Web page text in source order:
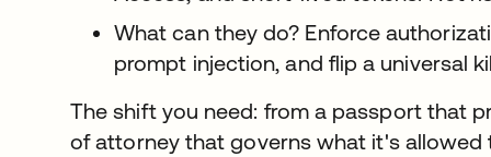
What can they do? Enforce
prompt injection, and flip a universal
The shift you need: from a passport that
of attorney that governs what it's allowed